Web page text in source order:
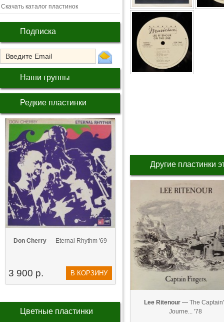
Скачать каталог пластинок
Подписка
Наши группы
Редкие пластинки
Don Cherry — Eternal Rhythm '69
3 900 р. В КОРЗИНУ
Цветные пластинки
Другие пластинки
Lee Ritenour— The
Journe... '78